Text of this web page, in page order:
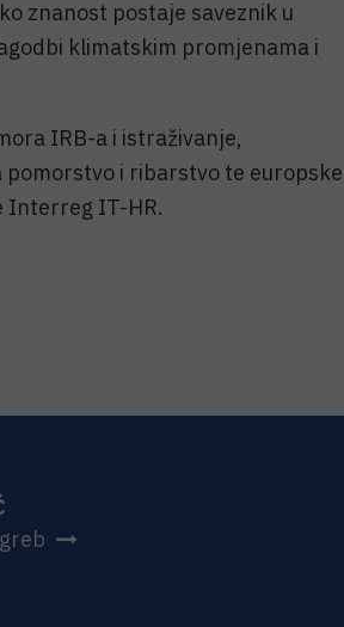
znanost postaje saveznik u
klimatskim promjenama i
IRB-a i istraživanje,
i ribarstvo te europske
Interreg IT-HR.